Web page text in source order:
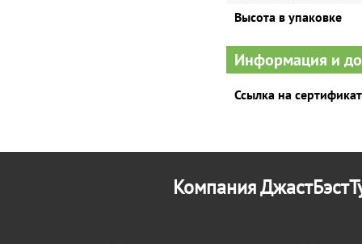
Высота в упаковке
Информация и
Ссылка на сертификат
Компания